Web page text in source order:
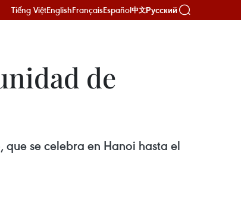
Tiếng ViệtEnglishFrançaisEspañol中文Русский
de
se celebra en Hanoi hasta el